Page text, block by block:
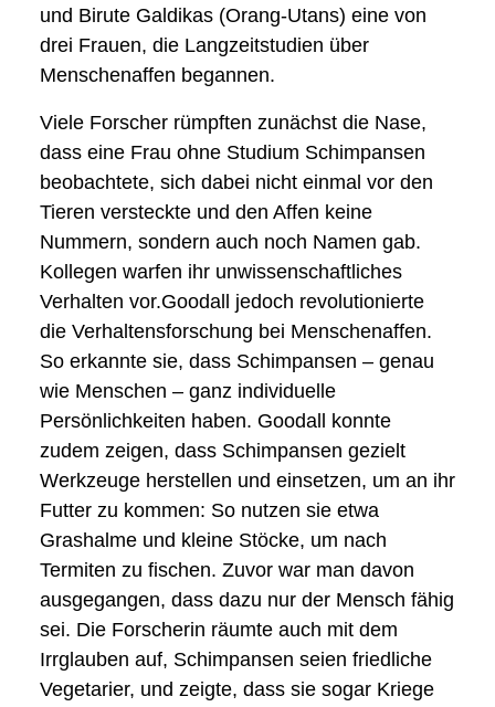
und Birute Galdikas (Orang-Utans) eine von
drei Frauen, die Langzeitstudien über
Menschenaffen begannen.
Viele Forscher rümpften zunächst die Nase,
dass eine Frau ohne Studium Schimpansen
beobachtete, sich dabei nicht einmal vor den
Tieren versteckte und den Affen keine
Nummern, sondern auch noch Namen gab.
Kollegen warfen ihr unwissenschaftliches
Verhalten vor.Goodall jedoch revolutionierte
die Verhaltensforschung bei Menschenaffen.
So erkannte sie, dass Schimpansen – genau
wie Menschen – ganz individuelle
Persönlichkeiten haben. Goodall konnte
zudem zeigen, dass Schimpansen gezielt
Werkzeuge herstellen und einsetzen, um an ihr
Futter zu kommen: So nutzen sie etwa
Grashalme und kleine Stöcke, um nach
Termiten zu fischen. Zuvor war man davon
ausgegangen, dass dazu nur der Mensch fähig
sei. Die Forscherin räumte auch mit dem
Irrglauben auf, Schimpansen seien friedliche
Vegetarier, und zeigte, dass sie sogar Kriege